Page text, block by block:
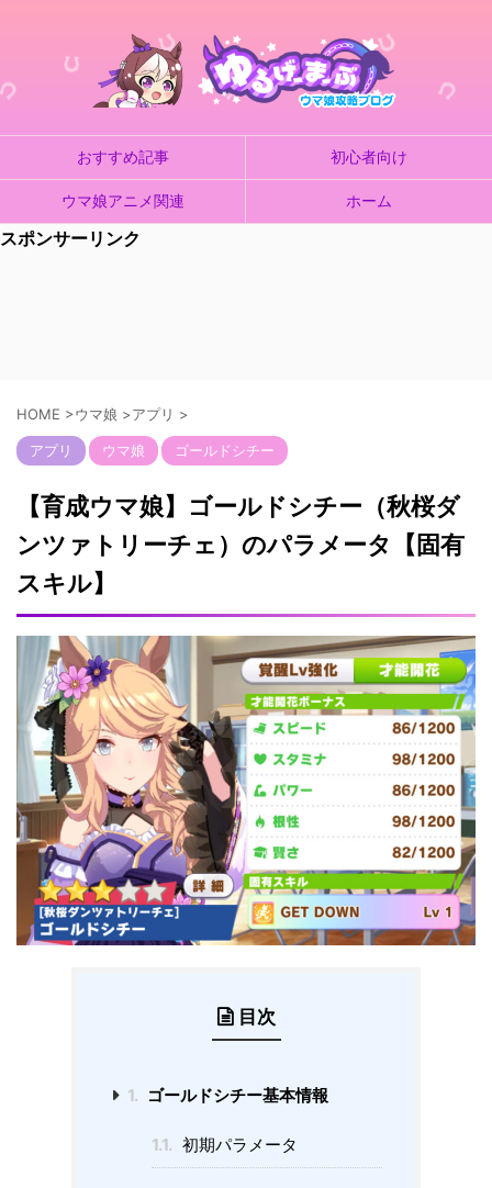
おすすめ記事 初心者向け
ウマ娘アニメ関連 ホーム
スポンサーリンク
HOME >ウマ娘 >アプリ >
アプリ ウマ娘 ゴールドシチー
【育成ウマ娘】ゴールドシチー（秋桜ダ
ンツァトリーチェ）のパラメータ【固有
スキル】
目次
1. ゴールドシチー基本情報
1.1. 初期パラメータ